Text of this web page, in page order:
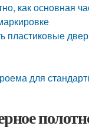
как основная
пластиковые
для